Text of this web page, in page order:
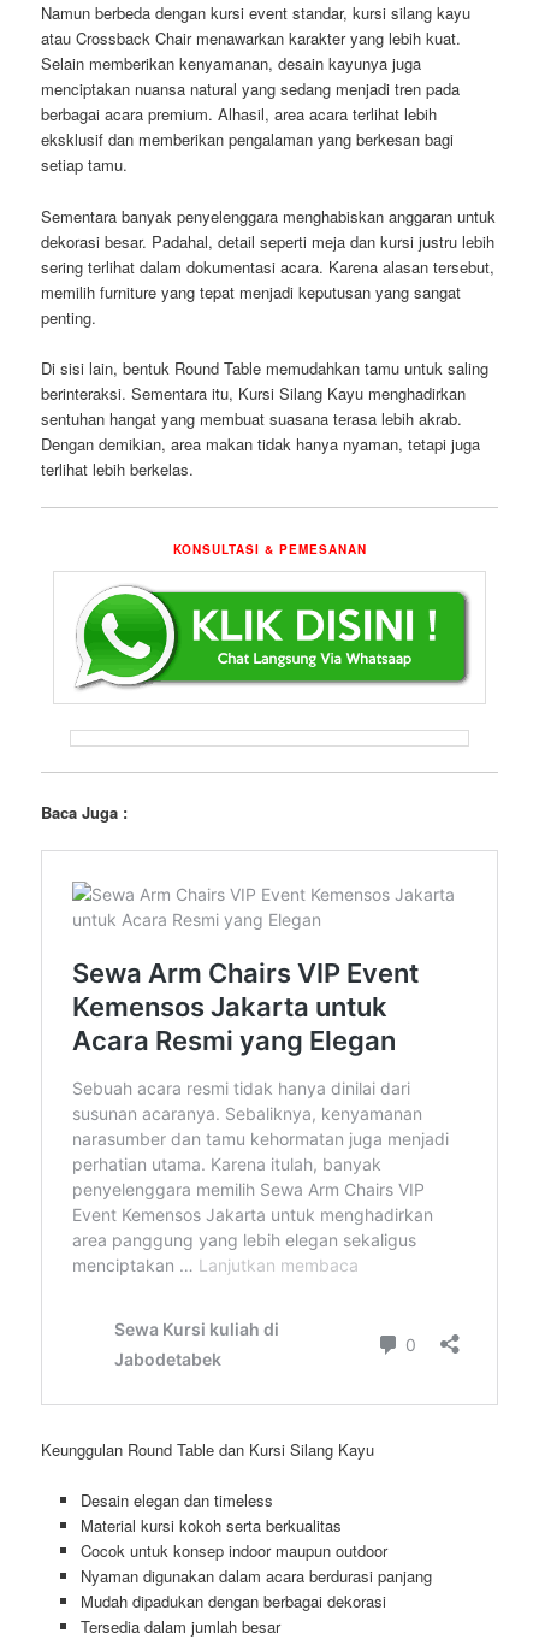
Namun berbeda dengan kursi event standar, kursi silang kayu
atau Crossback Chair menawarkan karakter yang lebih kuat.
Selain memberikan kenyamanan, desain kayunya juga
menciptakan nuansa natural yang sedang menjadi tren pada
berbagai acara premium. Alhasil, area acara terlihat lebih
eksklusif dan memberikan pengalaman yang berkesan bagi
setiap tamu.
Sementara banyak penyelenggara menghabiskan anggaran untuk
dekorasi besar. Padahal, detail seperti meja dan kursi justru lebih
sering terlihat dalam dokumentasi acara. Karena alasan tersebut,
memilih furniture yang tepat menjadi keputusan yang sangat
penting.
Di sisi lain, bentuk Round Table memudahkan tamu untuk saling
berinteraksi. Sementara itu, Kursi Silang Kayu menghadirkan
sentuhan hangat yang membuat suasana terasa lebih akrab.
Dengan demikian, area makan tidak hanya nyaman, tetapi juga
terlihat lebih berkelas.
KONSULTASI & PEMESANAN
Baca Juga :
Keunggulan Round Table dan Kursi Silang Kayu
Desain elegan dan timeless
Material kursi kokoh serta berkualitas
Cocok untuk konsep indoor maupun outdoor
Nyaman digunakan dalam acara berdurasi panjang
Mudah dipadukan dengan berbagai dekorasi
Tersedia dalam jumlah besar